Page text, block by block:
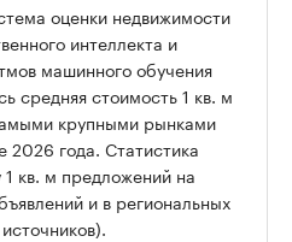
оценки недвижимости
интеллекта и
машинного обучения
средняя стоимость 1 кв. м
крупными рынками
2026 года. Статистика
кв. м предложений на
и в региональных